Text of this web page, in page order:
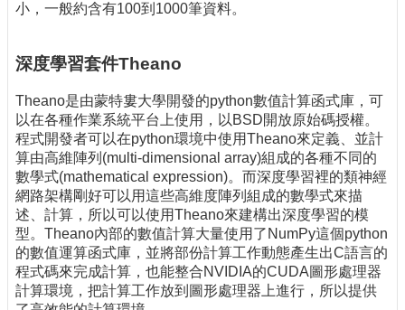
小，一般約含有100到1000筆資料。
深度學習套件Theano
Theano是由蒙特婁大學開發的python數值計算函式庫，可
以在各種作業系統平台上使用，以BSD開放原始碼授權。
程式開發者可以在python環境中使用Theano來定義、並計
算由高維陣列(multi-dimensional array)組成的各種不同的
數學式(mathematical expression)。而深度學習裡的類神經
網路架構剛好可以用這些高維度陣列組成的數學式來描
述、計算，所以可以使用Theano來建構出深度學習的模
型。Theano內部的數值計算大量使用了NumPy這個python
的數值運算函式庫，並將部份計算工作動態產生出C語言的
程式碼來完成計算，也能整合NVIDIA的CUDA圖形處理器
計算環境，把計算工作放到圖形處理器上進行，所以提供